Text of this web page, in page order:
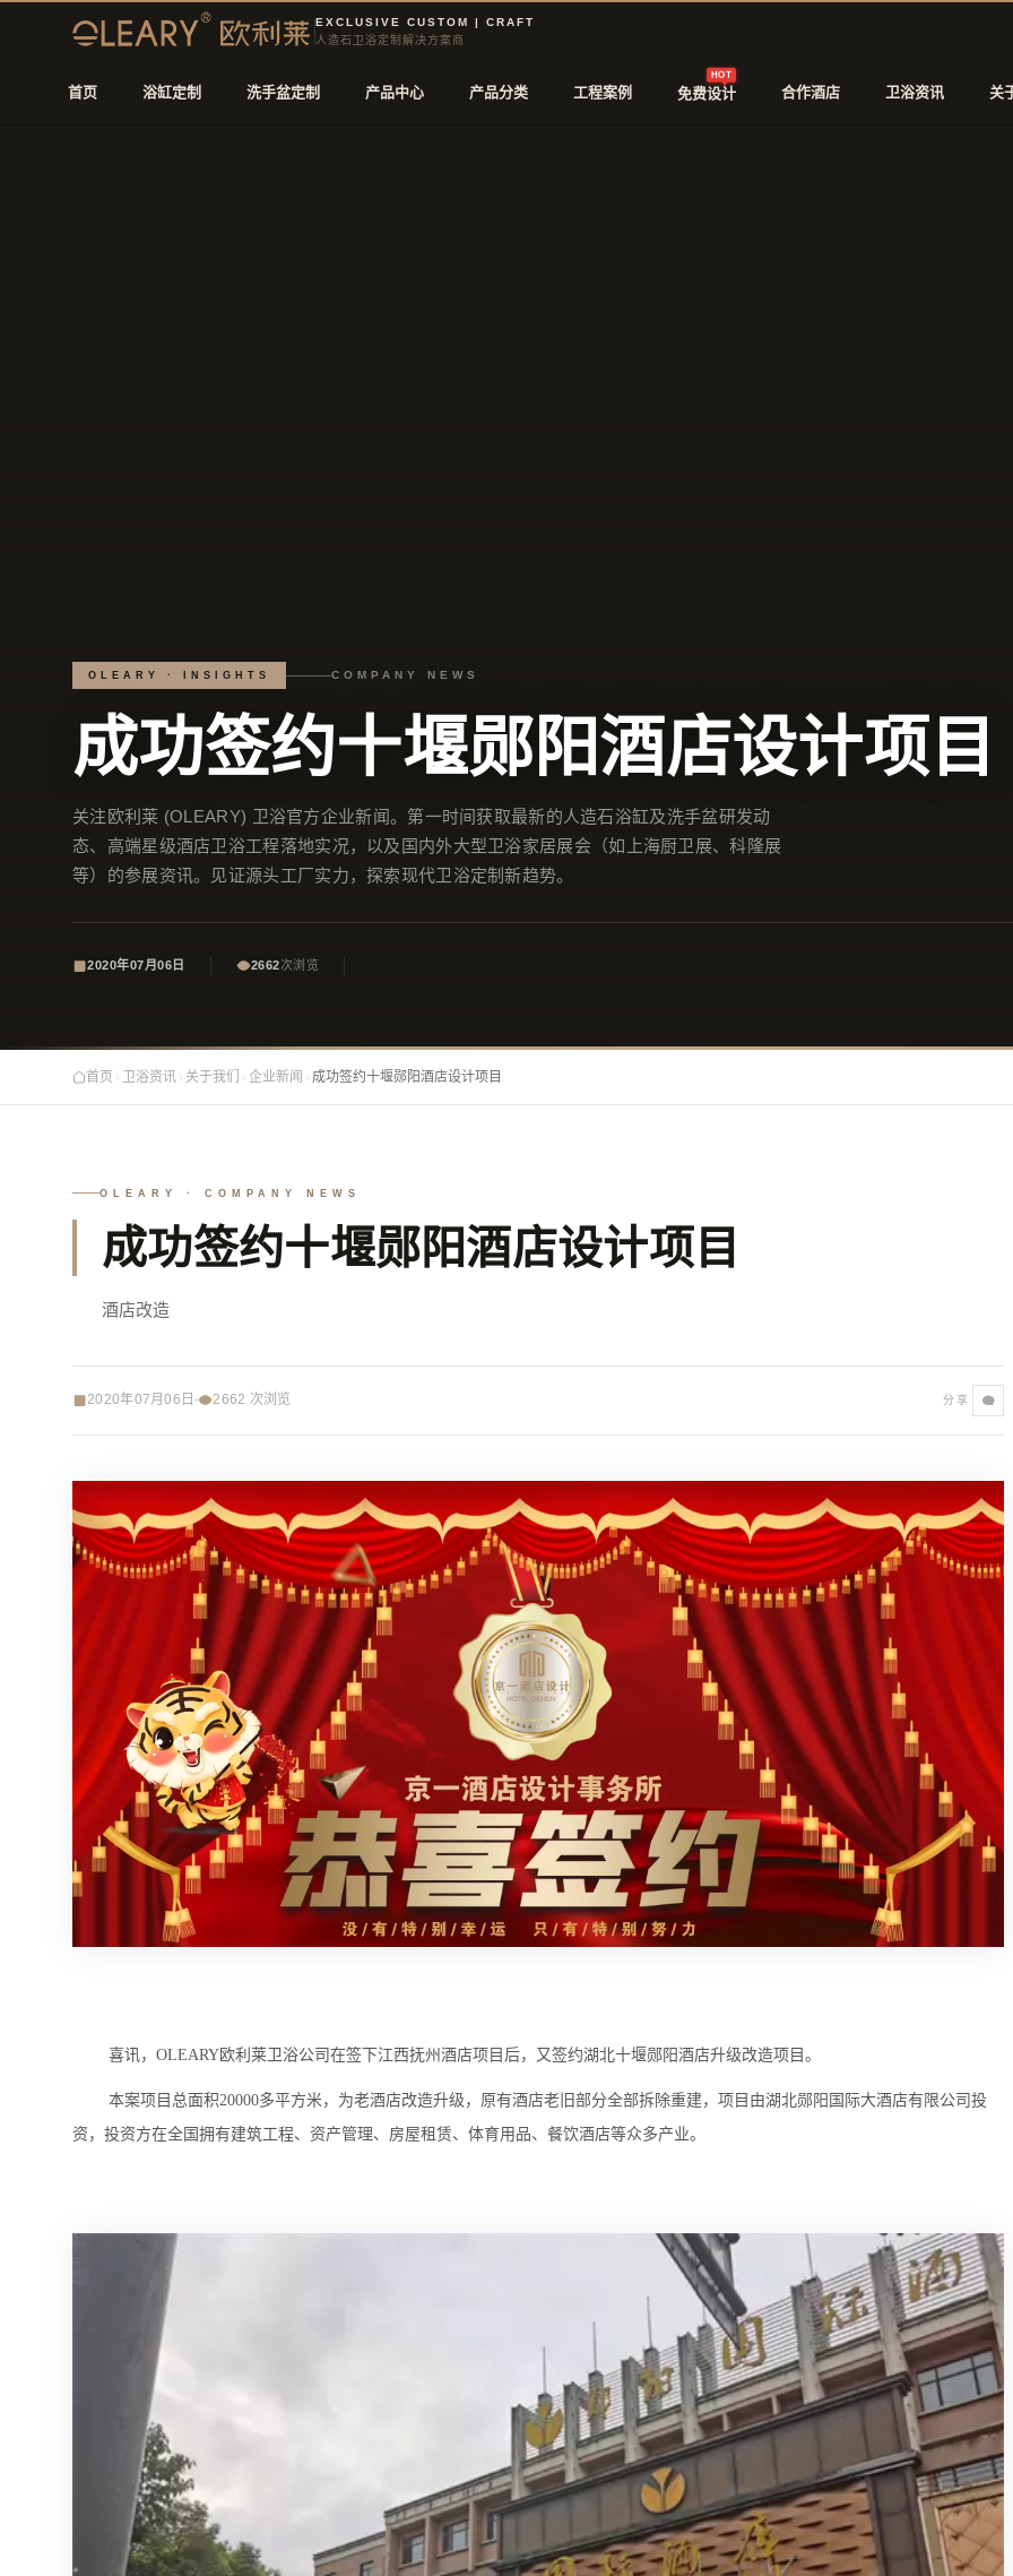
EXCLUSIVE CUSTOM | CRAFT
人造石卫浴定制解决方案商
首页 浴缸定制 洗手盆定制 产品中心 产品分类 工程案例
HOT
免费设计 合作酒店 卫浴资讯 关
OLEARY · INSIGHTS COMPANY NEWS
成功签约十堰郧阳酒店设计项目
关注欧利莱 (OLEARY) 卫浴官方企业新闻。第一时间获取最新的人造石浴缸及洗手盆研发动
态、高端星级酒店卫浴工程落地实况，以及国内外大型卫浴家居展会（如上海厨卫展、科隆展
等）的参展资讯。见证源头工厂实力，探索现代卫浴定制新趋势。
2020年07月06日 2662次浏览
首页 › 卫浴资讯 › 关于我们 › 企业新闻 › 成功签约十堰郧阳酒店设计项目
OLEARY · COMPANY NEWS
成功签约十堰郧阳酒店设计项目
酒店改造
2020年07月06日 2662 次浏览 分享
喜讯，OLEARY欧利莱卫浴公司在签下江西抚州酒店项目后，又签约湖北十堰郧阳酒店升级改造项目。
本案项目总面积20000多平方米，为老酒店改造升级，原有酒店老旧部分全部拆除重建，项目由湖北郧阳国际大酒店有限公司投
资，投资方在全国拥有建筑工程、资产管理、房屋租赁、体育用品、餐饮酒店等众多产业。